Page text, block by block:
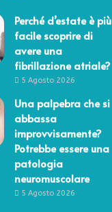
Perché d’estate è più
facile scoprire di
avere una
fibrillazione atriale?
5 Agosto 2026
Una palpebra che si
abbassa
improvvisamente?
Potrebbe essere una
patologia
neuromuscolare
5 Agosto 2026